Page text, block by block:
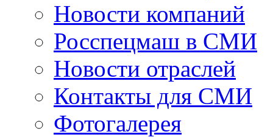
Новости компаний
Росспецмаш в СМИ
Новости отраслей
Контакты для СМИ
Фотогалерея